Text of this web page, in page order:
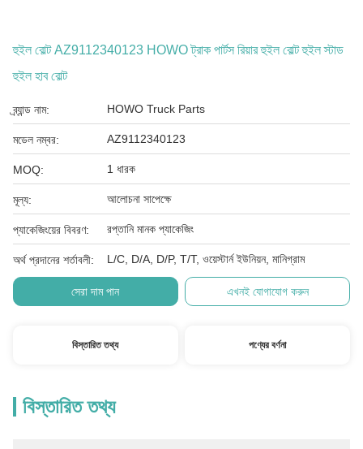
হুইল বোল্ট AZ9112340123 HOWO ট্রাক পার্টস রিয়ার হুইল বোল্ট হুইল স্টাড
হুইল হাব বোল্ট
ব্র্যান্ড নাম: HOWO Truck Parts
মডেল নম্বর: AZ9112340123
MOQ: 1 ধারক
মূল্য: আলোচনা সাপেক্ষে
প্যাকেজিংয়ের বিবরণ: রপ্তানি মানক প্যাকেজিং
অর্থ প্রদানের শর্তাবলী: L/C, D/A, D/P, T/T, ওয়েস্টার্ন ইউনিয়ন, মানিগ্রাম
সেরা দাম পান এখনই যোগাযোগ করুন
বিস্তারিত তথ্য পণ্যের বর্ণনা
বিস্তারিত তথ্য